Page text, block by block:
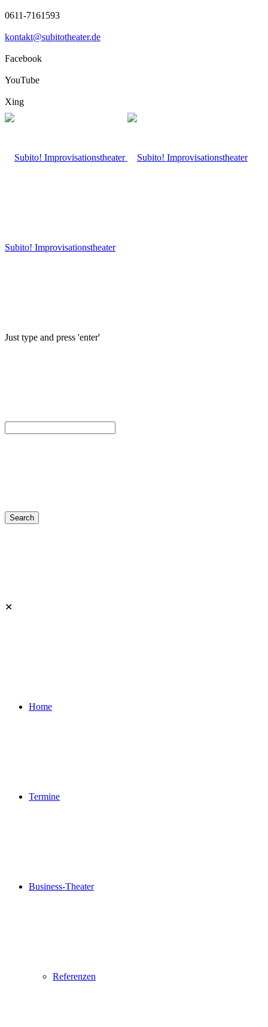
0611-7161593
kontakt@subitotheater.de
Facebook
YouTube
Xing
Subito! Improvisationstheater
Just type and press 'enter'
✕
Home
Termine
Business-Theater
Referenzen